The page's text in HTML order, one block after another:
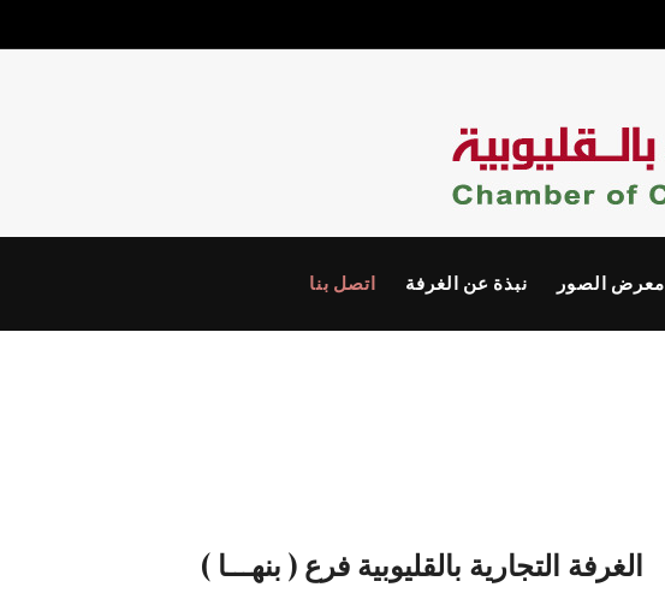
معرض الصور نبذة عن الغرفة اتصل بنا
الغرفة التجارية بالقليوبية فرع ( بنهـــا )